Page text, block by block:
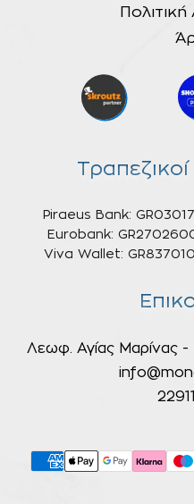
Piraeus Bank:
Eurobank:
Viva Wallet:
Λεωφ. Αγίας Μαρίνας